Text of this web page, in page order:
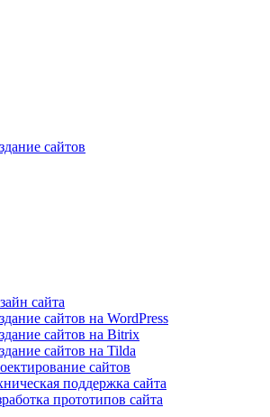
сайтов
сайта
сайтов на WordPress
сайтов на Bitrix
сайтов на Tilda
сайтов
поддержка сайта
прототипов сайта